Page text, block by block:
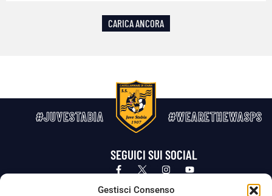
Gestisci Consenso
CARICA ANCORA
#JUVESTABIA #WEARETHEWASPS
SEGUICI SUI SOCIAL
Privacy Policy Cookie Policy